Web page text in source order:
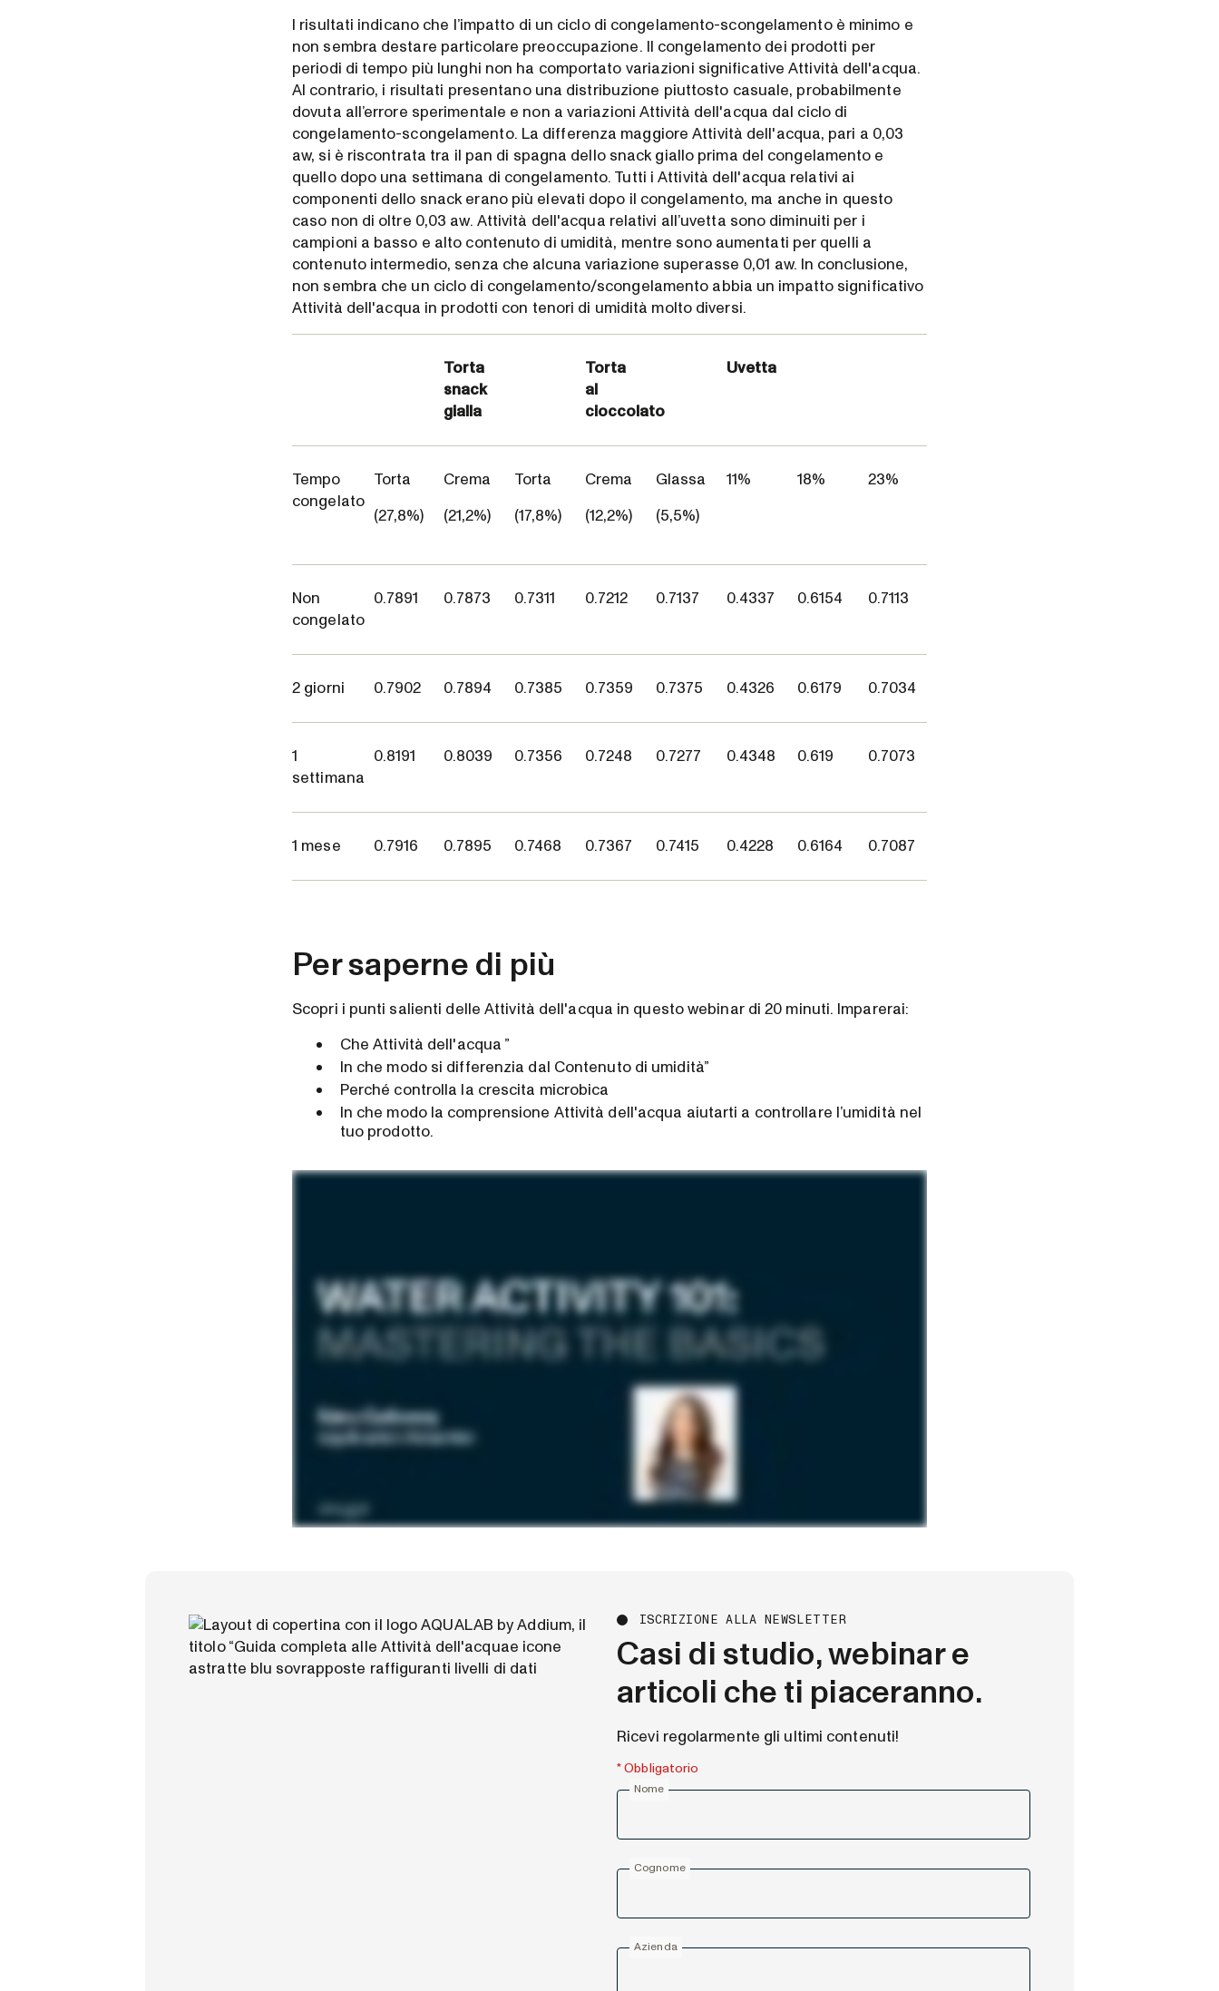
I risultati indicano che l’impatto di un ciclo di congelamento-scongelamento è minimo e
non sembra destare particolare preoccupazione. Il congelamento dei prodotti per
periodi di tempo più lunghi non ha comportato variazioni significative Attività dell'acqua.
Al contrario, i risultati presentano una distribuzione piuttosto casuale, probabilmente
dovuta all’errore sperimentale e non a variazioni Attività dell'acqua dal ciclo di
congelamento-scongelamento. La differenza maggiore Attività dell'acqua, pari a 0,03
aw, si è riscontrata tra il pan di spagna dello snack giallo prima del congelamento e
quello dopo una settimana di congelamento. Tutti i Attività dell'acqua relativi ai
componenti dello snack erano più elevati dopo il congelamento, ma anche in questo
caso non di oltre 0,03 aw. Attività dell'acqua relativi all’uvetta sono diminuiti per i
campioni a basso e alto contenuto di umidità, mentre sono aumentati per quelli a
contenuto intermedio, senza che alcuna variazione superasse 0,01 aw. In conclusione,
non sembra che un ciclo di congelamento/scongelamento abbia un impatto significativo
Attività dell'acqua in prodotti con tenori di umidità molto diversi.
Torta
snack
gialla
Torta
al
cioccolato
Uvetta
Tempo
congelato
Torta
(27,8%)
Crema
(21,2%)
Torta
(17,8%)
Crema
(12,2%)
Glassa
(5,5%)
11% 18% 23%
Non
congelato
0.7891 0.7873 0.7311 0.7212 0.7137 0.4337 0.6154 0.7113
2 giorni 0.7902 0.7894 0.7385 0.7359 0.7375 0.4326 0.6179 0.7034
1
settimana
0.8191 0.8039 0.7356 0.7248 0.7277 0.4348 0.619 0.7073
1 mese 0.7916 0.7895 0.7468 0.7367 0.7415 0.4228 0.6164 0.7087
Per saperne di più
Scopri i punti salienti delle Attività dell'acqua in questo webinar di 20 minuti. Imparerai:
Che Attività dell'acqua ”
In che modo si differenzia dal Contenuto di umidità”
Perché controlla la crescita microbica
In che modo la comprensione Attività dell'acqua aiutarti a controllare l’umidità nel
tuo prodotto.
ISCRIZIONE ALLA NEWSLETTER
Casi di studio, webinar e
articoli che ti piaceranno.
Ricevi regolarmente gli ultimi contenuti!
* Obbligatorio
Nome
Cognome
Azienda